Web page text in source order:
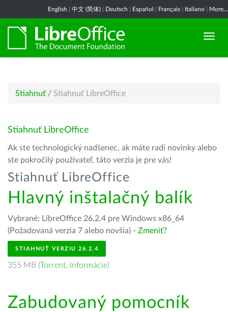
English 中文 (简体) Deutsch Español Français Italiano More...
Stiahnuť / Stiahnuť LibreOffice
Stiahnuť LibreOffice
Ak ste technologický nadšenec, ak máte radi novinky alebo
ste pokročilý používateľ, táto verzia je pre vás!
Stiahnuť LibreOffice
Hlavný inštalačný balík
Vybrané: LibreOffice 26.2.4 pre Windows x86_64
(Požadovaná verzia 7 alebo novšia) - Zmeniť?
STIAHNUŤ VERZIU 26.2.4
355 MB (Torrent, Informácie)
Zabudovaný pomocník